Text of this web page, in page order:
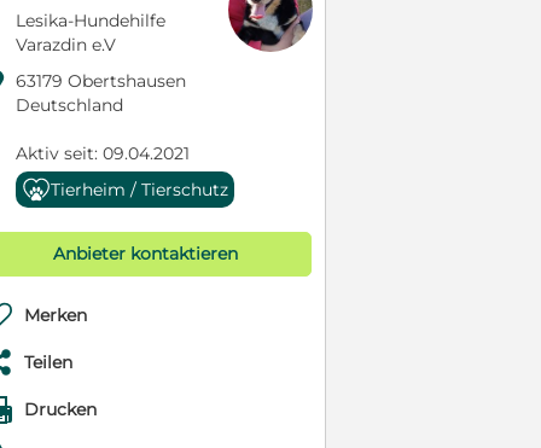
Lesika-Hundehilfe
Varazdin e.V
63179 Obertshausen
Deutschland
Aktiv seit: 09.04.2021
Tierheim / Tierschutz
Anbieter kontaktieren
Merken
Teilen
Drucken